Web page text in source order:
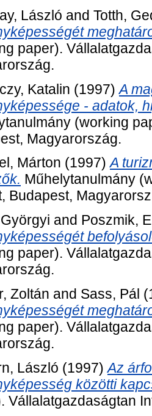
László and Totth,
paper).
Katalin (1997)A
- adatok,
(working
Magyarország.
Márton (1997)A
Műhelytanulmány
Budapest,
and Poszmik,
paper).
Zoltán and Sass, Pál
paper).
László (1997)Az
közötti
Vállalatgazdaságtan